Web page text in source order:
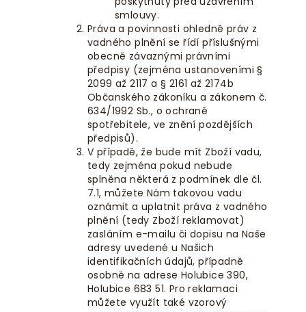
smlouvy.
Práva a povinnosti ohledně práv z
vadného plnění se řídí příslušnými
obecně závaznými právními
předpisy (zejména ustanoveními §
2099 až 2117 a § 2161 až 2174b
Občanského zákoníku a zákonem č.
634/1992 Sb., o ochraně
spotřebitele, ve znění pozdějších
předpisů).
V případě, že bude mít Zboží vadu,
tedy zejména pokud nebude
splněna některá z podmínek dle čl.
7.1, můžete Nám takovou vadu
oznámit a uplatnit práva z vadného
plnění (tedy Zboží reklamovat)
zasláním e-mailu či dopisu na Naše
adresy uvedené u Našich
identifikačních údajů, případně
osobně na adrese Holubice 390,
Holubice 683 51. Pro reklamaci
můžete využít také vzorový